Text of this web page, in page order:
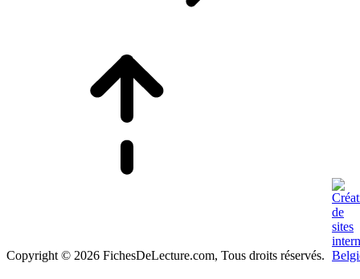
Copyright © 2026 FichesDeLecture.com, Tous droits réservés.